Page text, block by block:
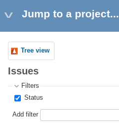
Jump to a project...
Tree view
Issues
Filters
Status
Add filter